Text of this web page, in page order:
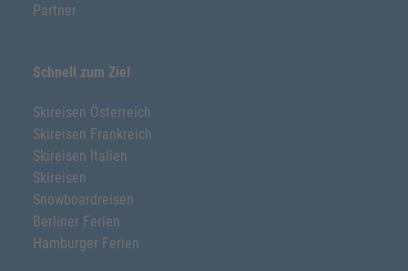
Partner
Schnell zum Ziel
Skireisen Österreich
Skireisen Frankreich
Skireisen Italien
Skireisen
Snowboardreisen
Berliner Ferien
Hamburger Ferien